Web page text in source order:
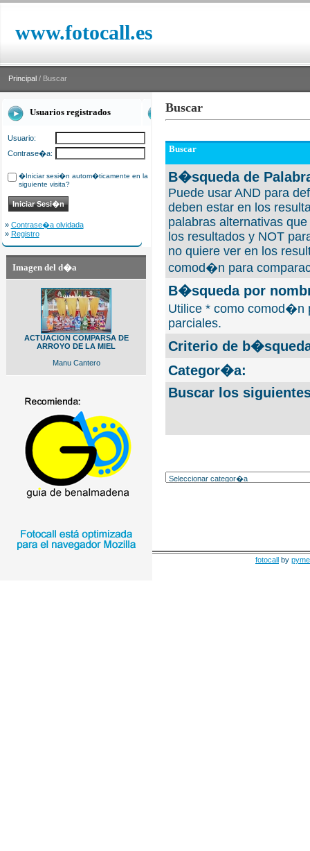
www.fotocall.es
Principal / Buscar
Usuarios registrados
Usuario:
Contrase�a:
�Iniciar sesi�n autom�ticamente en la
siguiente visita?
» Contrase�a olvidada
» Registro
Imagen del d�a
ACTUACION COMPARSA DE
ARROYO DE LA MIEL
Manu Cantero
Buscar
Buscar
B�squeda de
Puede usar AND para
deben estar en los
palabras alternativas
los resultados y NOT
no quiere ver en los
comod�n para
B�squeda por
Utilice * como comod�n
parciales.
Criterio de
Categor�a:
Buscar los
fotocall by